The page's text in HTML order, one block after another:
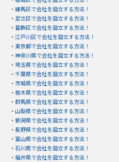
・ 練馬区で会社を設立する方法！
・ 足立区で会社を設立する方法！
・ 葛飾区で会社を設立する方法！
・ 江戸川区で会社を設立する方法！
・ 東京都で会社を設立する方法！
・ 神奈川県で会社を設立する方法！
・ 埼玉県で会社を設立する方法！
・ 千葉県で会社を設立する方法！
・ 茨城県で会社を設立する方法！
・ 栃木県で会社を設立する方法！
・ 群馬県で会社を設立する方法！
・ 山梨県で会社を設立する方法！
・ 新潟県で会社を設立する方法！
・ 長野県で会社を設立する方法！
・ 富山県で会社を設立する方法！
・ 石川県で会社を設立する方法！
・ 福井県で会社を設立する方法！